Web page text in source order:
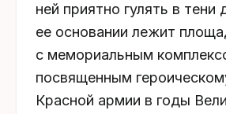
ней приятно гулять в тени
ее основании лежит
с мемориальным
посвященным
Красной армии в годы